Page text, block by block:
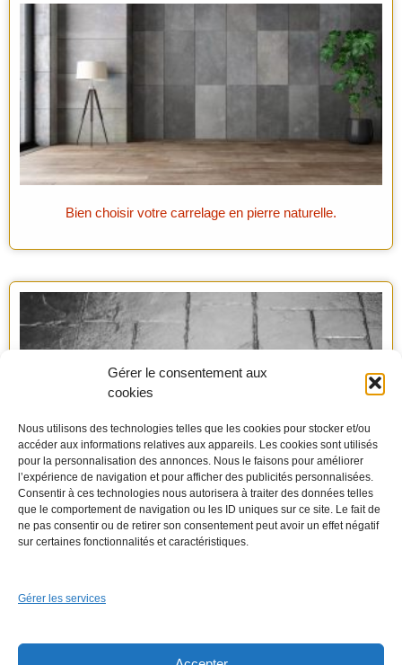
Gérer le consentement aux
cookies
Nous utilisons des technologies telles que les cookies pour stocker et/ou
accéder aux informations relatives aux appareils. Les cookies sont utilisés
pour la personnalisation des annonces. Nous le faisons pour améliorer
l’expérience de navigation et pour afficher des publicités personnalisées.
Consentir à ces technologies nous autorisera à traiter des données telles
que le comportement de navigation ou les ID uniques sur ce site. Le fait de
ne pas consentir ou de retirer son consentement peut avoir un effet négatif
sur certaines fonctionnalités et caractéristiques.
Gérer les services
Bien choisir votre carrelage en pierre naturelle.
Le béton imprimé : coût et technique de pose.